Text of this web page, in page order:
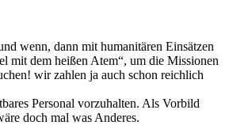
wenn, dann mit humanitären Einsätzen
mit dem heißen Atem“, um die Missionen
wir zahlen ja auch schon reichlich
Personal vorzuhalten. Als Vorbild
doch mal was Anderes.